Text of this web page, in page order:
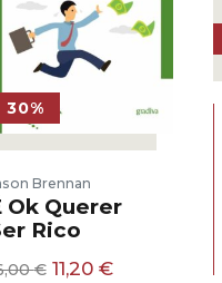
30%
Brennan
Ok Querer
Rico
€ O
11,20 €O